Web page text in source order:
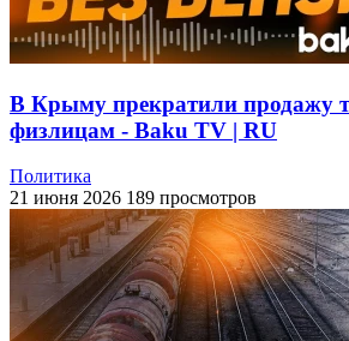
В Крыму прекратили продажу
физлицам - Baku TV | RU
Политика
21 июня 2026 189 просмотров